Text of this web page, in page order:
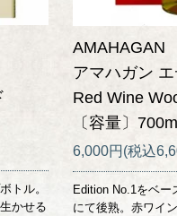
トル。
かせる
AMAHAGAN
アマハガン エデ
Red Wine
〔容量〕700ml
6,000円(税込
Edition No.1をベー
にて後熟。赤ワイ